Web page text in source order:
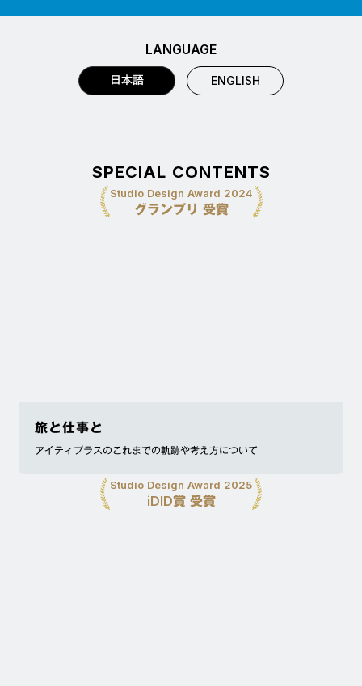
LANGUAGE
日本語 ENGLISH
SPECIAL CONTENTS
Studio Design Award 2024
グランプリ 受賞
旅と仕事と
アイティプラスのこれまでの軌跡や考え方について
Studio Design Award 2025
iDID賞 受賞